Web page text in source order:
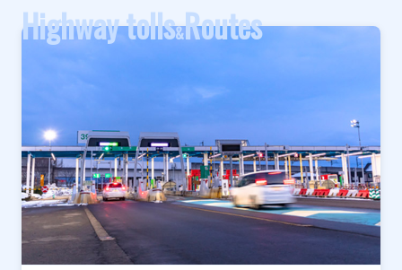
Highway tolls&Routes